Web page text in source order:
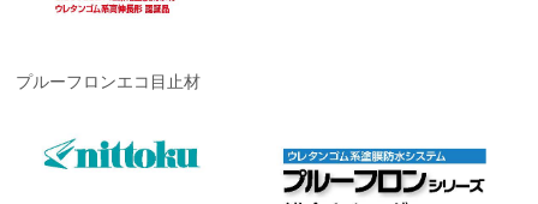
プルーフロンエコ目止材